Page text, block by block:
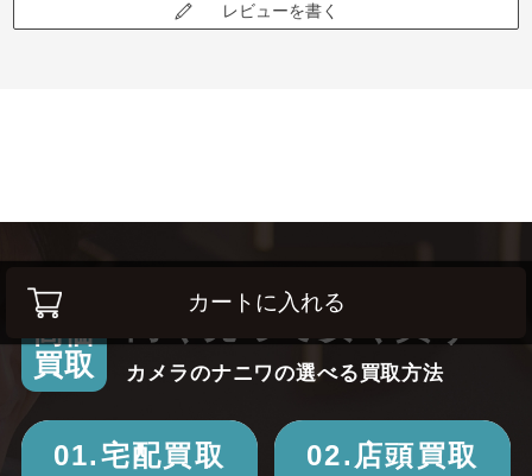
カートに入れる
レビューを書く
高価
買取
カメラのナニワの選べる買取方法
01.宅配買取 02.店頭買取